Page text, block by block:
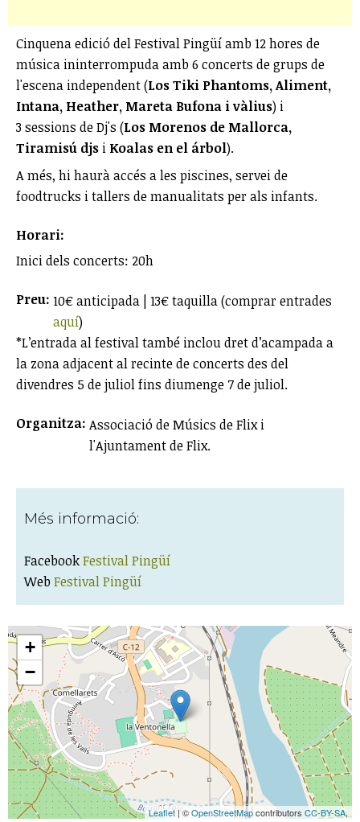
Cinquena edició del Festival Pingüí amb 12 hores de
música ininterrompuda amb 6 concerts de grups de
l'escena independent (Los Tiki Phantoms, Aliment,
Intana, Heather, Mareta Bufona i vàlius) i
3 sessions de Dj's (Los Morenos de Mallorca,
Tiramisú djs i Koalas en el árbol).
A més, hi haurà accés a les piscines, servei de
foodtrucks i tallers de manualitats per als infants.
Horari:
Inici dels concerts: 20h
Preu: 10€ anticipada | 13€ taquilla (comprar entrades
aquí)
*L’entrada al festival també inclou dret d’acampada a
la zona adjacent al recinte de concerts des del
divendres 5 de juliol fins diumenge 7 de juliol.
Organitza: Associació de Músics de Flix i
l'Ajuntament de Flix.
Més informació:
FacebookFestival Pingüí
Web Festival Pingüí
+
−
Leaflet| ©OpenStreetMapcontributors CC-BY-SA,